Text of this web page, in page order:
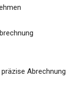
Abrechnung